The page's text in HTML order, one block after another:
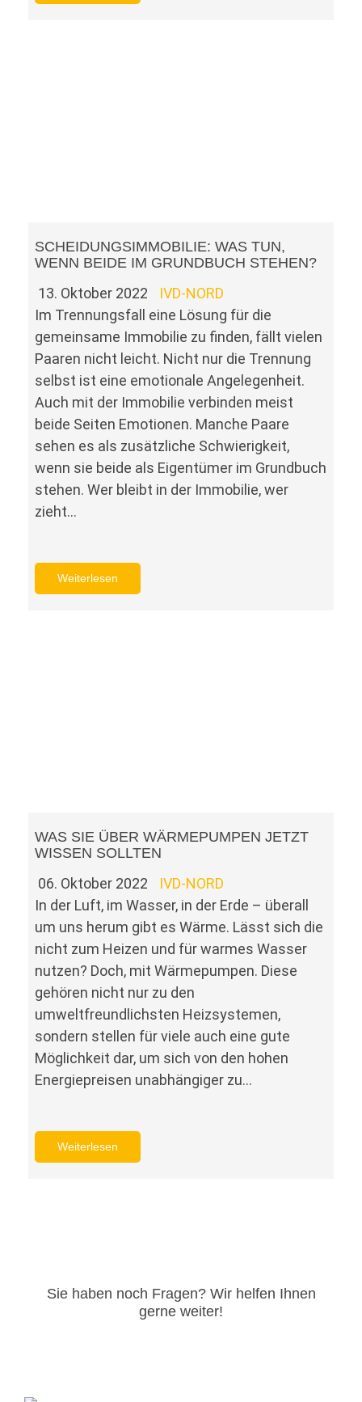
SCHEIDUNGSIMMOBILIE: WAS TUN,
WENN BEIDE IM GRUNDBUCH STEHEN?
13. Oktober 2022
IVD-NORD
Im Trennungsfall eine Lösung für die
gemeinsame Immobilie zu finden, fällt vielen
Paaren nicht leicht. Nicht nur die Trennung
selbst ist eine emotionale Angelegenheit.
Auch mit der Immobilie verbinden meist
beide Seiten Emotionen. Manche Paare
sehen es als zusätzliche Schwierigkeit,
wenn sie beide als Eigentümer im Grundbuch
stehen. Wer bleibt in der Immobilie, wer
zieht…
Weiterlesen
WAS SIE ÜBER WÄRMEPUMPEN JETZT
WISSEN SOLLTEN
06. Oktober 2022
IVD-NORD
In der Luft, im Wasser, in der Erde – überall
um uns herum gibt es Wärme. Lässt sich die
nicht zum Heizen und für warmes Wasser
nutzen? Doch, mit Wärmepumpen. Diese
gehören nicht nur zu den
umweltfreundlichsten Heizsystemen,
sondern stellen für viele auch eine gute
Möglichkeit dar, um sich von den hohen
Energiepreisen unabhängiger zu…
Weiterlesen
Sie haben noch Fragen? Wir helfen Ihnen
gerne weiter!​